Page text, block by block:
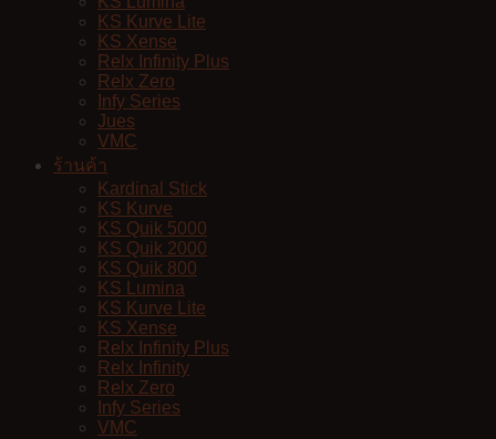
KS Kurve Lite
KS Xense
Relx Infinity Plus
Relx Zero
Infy Series
Jues
VMC
ร้านค้า
Kardinal Stick
KS Kurve
KS Quik 5000
KS Quik 2000
KS Quik 800
KS Lumina
KS Kurve Lite
KS Xense
Relx Infinity Plus
Relx Infinity
Relx Zero
Infy Series
VMC